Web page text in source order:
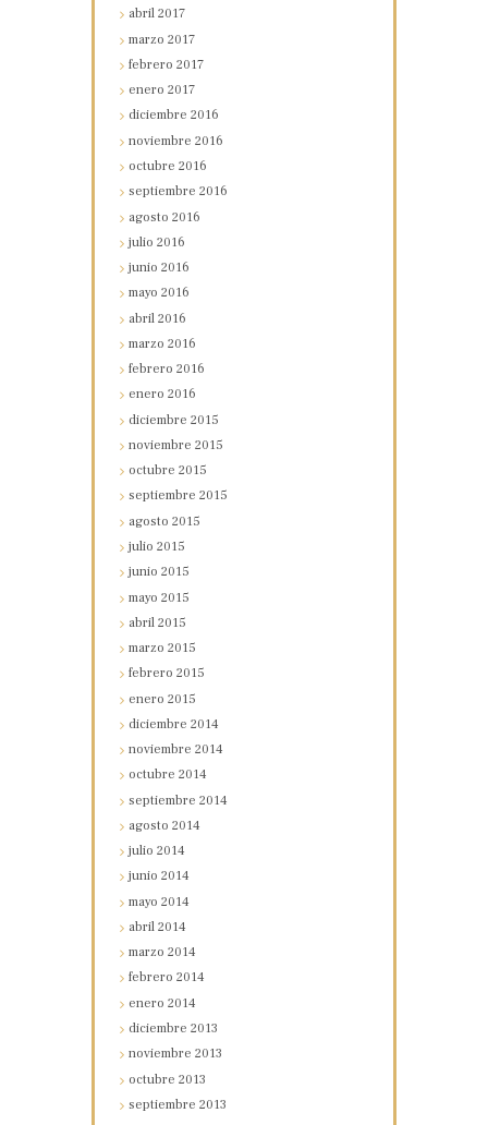
abril2017
marzo2017
febrero2017
enero2017
diciembre2016
noviembre2016
octubre2016
septiembre2016
agosto2016
julio2016
junio2016
mayo2016
abril2016
marzo2016
febrero2016
enero2016
diciembre2015
noviembre2015
octubre2015
septiembre2015
agosto2015
julio2015
junio2015
mayo2015
abril2015
marzo2015
febrero2015
enero2015
diciembre2014
noviembre2014
octubre2014
septiembre2014
agosto2014
julio2014
junio2014
mayo2014
abril2014
marzo2014
febrero2014
enero2014
diciembre2013
noviembre2013
octubre2013
septiembre2013